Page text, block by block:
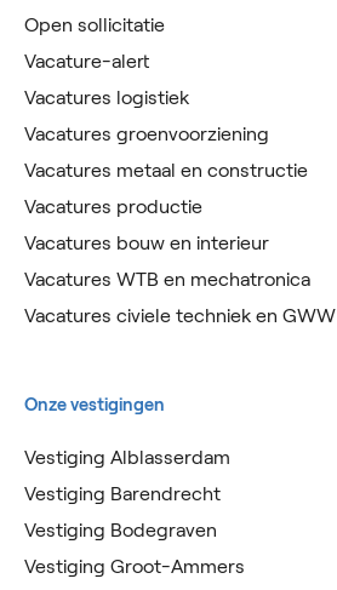
Open sollicitatie
Vacature-alert
Vacatures logistiek
Vacatures groenvoorziening
Vacatures metaal en constructie
Vacatures productie
Vacatures bouw en interieur
Vacatures WTB en mechatronica
Vacatures civiele techniek en GWW
Onze vestigingen
Vestiging Alblasserdam
Vestiging Barendrecht
Vestiging Bodegraven
Vestiging Groot-Ammers